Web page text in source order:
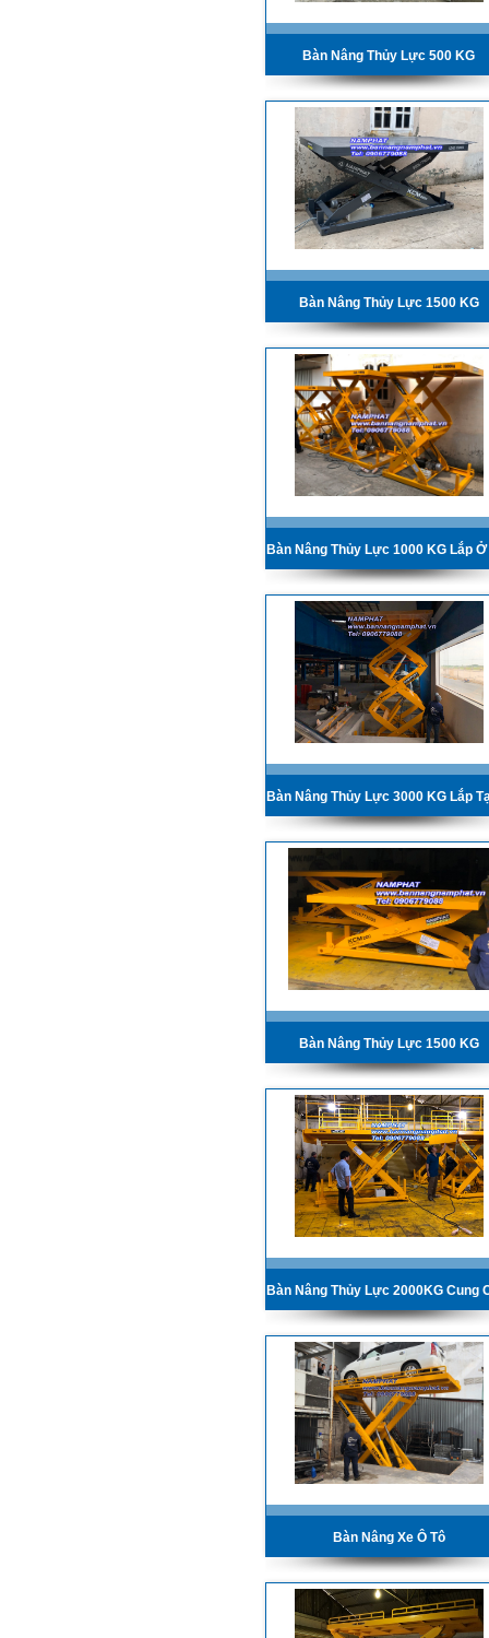
Bàn Nâng Thủy Lực 500 KG
Bàn Nâng Thủy Lực 1500 KG
Bàn Nâng Thủy Lực 1500 KG
Bàn Nâng Xe Ô Tô